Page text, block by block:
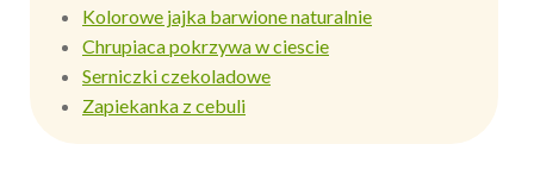
Kolorowe jajka barwione naturalnie
Chrupiaca pokrzywa w ciescie
Serniczki czekoladowe
Zapiekanka z cebuli